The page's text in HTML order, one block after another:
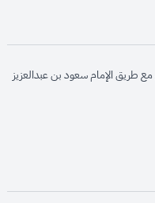
مع طريق الإمام سعود بن عبدالعزيز